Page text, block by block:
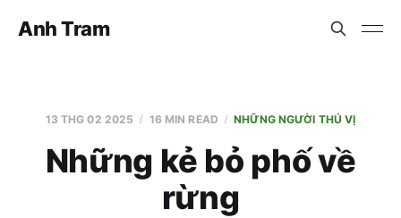
Anh Tram
13 THG 02 2025 16 MIN READ NHỮNG NGƯỜI THÚ VỊ
Những kẻ bỏ phố về
rừng